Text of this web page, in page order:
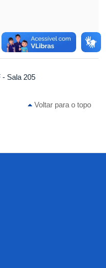
Sala 205
Voltar para o topo